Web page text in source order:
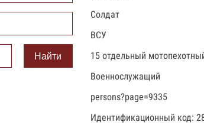
Найти
Солдат
ВСУ
15 отдельный
Военнослужащий
persons?page=9335
Идентификационный код: